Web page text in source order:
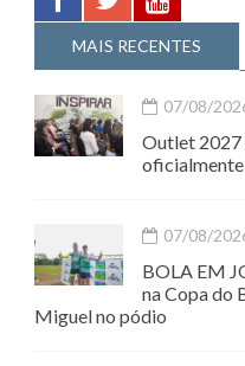
MAIS RECENTES
07/08/
Outlet 2027
oficialmente
07/08/
BOLA EM
na Copa do
Miguel no pódio